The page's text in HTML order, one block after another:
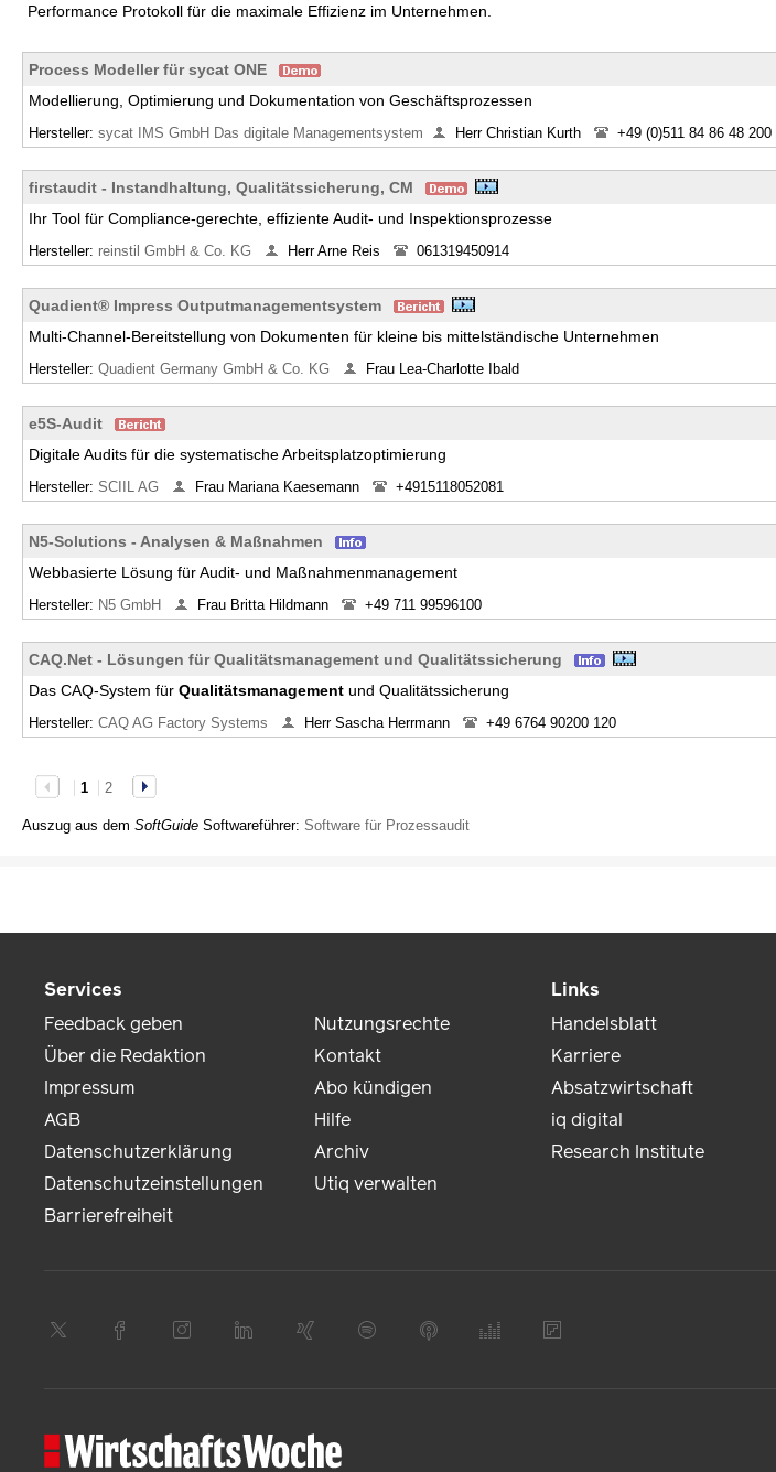
Performance Protokoll für die maximale Effizienz im Unternehmen.
Process Modeller für sycat ONE
Modellierung, Optimierung und Dokumentation von Geschäftsprozessen
Hersteller: sycat IMS GmbH Das digitale Managementsystem Herr Christian Kurth +49 (0)511 84 86 48 200
firstaudit - Instandhaltung, Qualitätssicherung, CM
Ihr Tool für Compliance-gerechte, effiziente Audit- und Inspektionsprozesse
Hersteller: reinstil GmbH & Co. KG Herr Arne Reis 061319450914
Quadient® Impress Outputmanagementsystem
Multi-Channel-Bereitstellung von Dokumenten für kleine bis mittelständische Unternehmen
Hersteller: Quadient Germany GmbH & Co. KG Frau Lea-Charlotte Ibald
e5S-Audit
Digitale Audits für die systematische Arbeitsplatzoptimierung
Hersteller: SCIIL AG Frau Mariana Kaesemann +4915118052081
N5-Solutions - Analysen & Maßnahmen
Webbasierte Lösung für Audit- und Maßnahmenmanagement
Hersteller: N5 GmbH Frau Britta Hildmann +49 711 99596100
CAQ.Net - Lösungen für Qualitätsmanagement und Qualitätssicherung
Das CAQ-System für Qualitätsmanagement und Qualitätssicherung
Hersteller: CAQ AG Factory Systems Herr Sascha Herrmann +49 6764 90200 120
1
2
Auszug aus dem SoftGuide Softwareführer: Software für Prozessaudit
Services
Feedback geben
Über die Redaktion
Impressum
AGB
Datenschutzerklärung
Datenschutzeinstellungen
Barrierefreiheit
Nutzungsrechte
Kontakt
Abo kündigen
Hilfe
Archiv
Utiq verwalten
Links
Handelsblatt
Karriere
Absatzwirtschaft
iq digital
Research Institute